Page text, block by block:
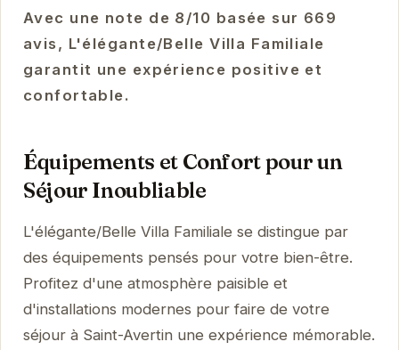
Avec une note de 8/10 basée sur 669
avis, L'élégante/Belle Villa Familiale
garantit une expérience positive et
confortable.
Équipements et Confort pour un
Séjour Inoubliable
L'élégante/Belle Villa Familiale se distingue par
des équipements pensés pour votre bien-être.
Profitez d'une atmosphère paisible et
d'installations modernes pour faire de votre
séjour à Saint-Avertin une expérience mémorable.